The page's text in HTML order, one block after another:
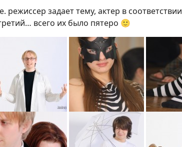
задает тему, актер в
всего их было пятеро 🙂